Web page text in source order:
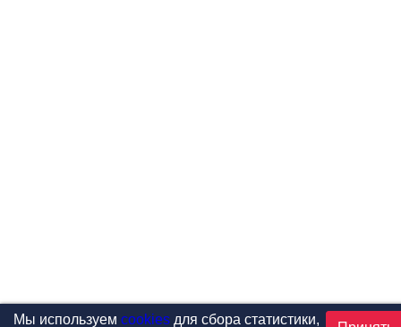
Мы используем cookiesдля сбора статистики,